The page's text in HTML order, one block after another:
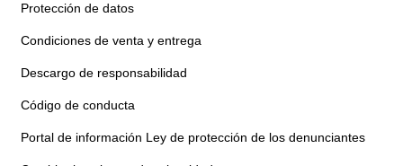
Protección de datos
Condiciones de venta y entrega
Descargo de responsabilidad
Código de conducta
Portal de información Ley de protección de los denunciantes